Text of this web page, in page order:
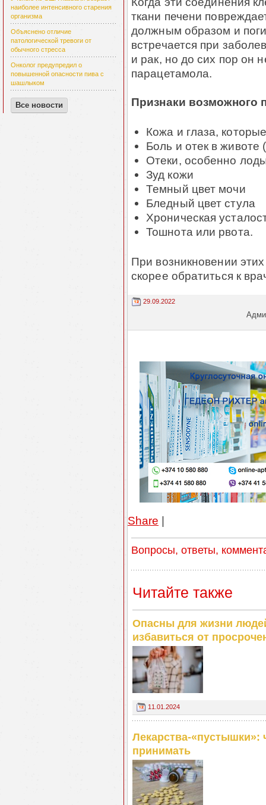
наиболее интенсивного старения
организма
Объяснено отличие
патологической тревоги от
обычного стресса
Онколог предупредил о
повышенной опасности пива с
шашлыком
Все новости
ткани печени
должным образом и
встречается при
и рак, но до сих пор он
парацетамола.
Признаки возможного
Кожа и глаза,
Боль и отек в животе
Отеки, особенно
Зуд кожи
Темный цвет мочи
Бледный цвет стула
Хроническая
Тошнота или рвота.
При возникновении
скорее обратиться к
29.09.2022
Share |
Вопросы, ответы,
Читайте также
Опасны для жизни
избавиться от
11.01.2024
Лекарства-«пустышки»:
принимать